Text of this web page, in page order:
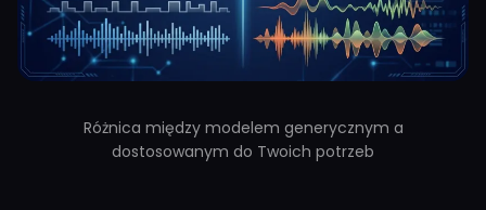
Różnica między modelem generycznym a
dostosowanym do Twoich potrzeb